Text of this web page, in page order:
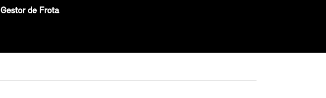
Gestor de Frota